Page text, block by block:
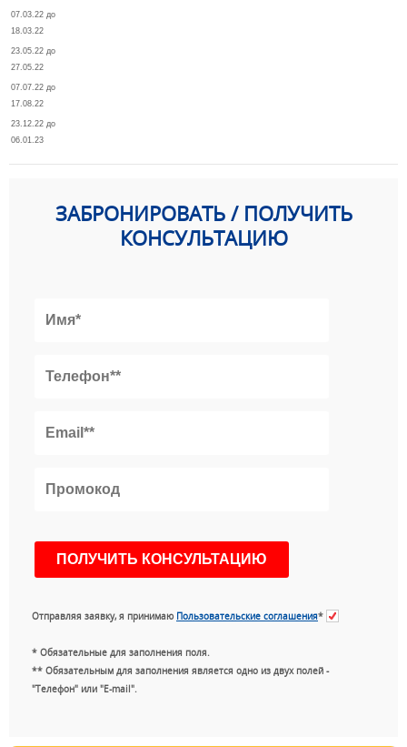
07.03.22 до
18.03.22
23.05.22 до
27.05.22
07.07.22 до
17.08.22
23.12.22 до
06.01.23
ЗАБРОНИРОВАТЬ / ПОЛУЧИТЬ
КОНСУЛЬТАЦИЮ
Отправляя заявку, я принимаю Пользовательские соглашения*
* Обязательные для заполнения поля.
** Обязательным для заполнения является одно из двух полей -
"Телефон" или "E-mail".